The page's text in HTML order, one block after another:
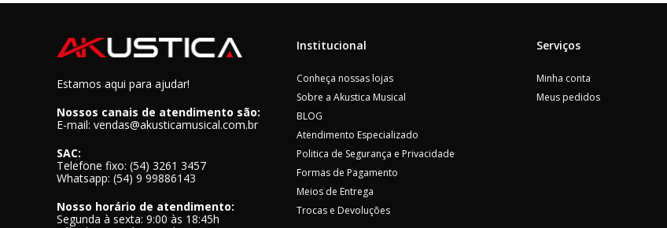
Estamos aqui para ajudar!
Nossos canais de atendimento são:
E-mail: vendas@akusticamusical.com.br
SAC:
Telefone fixo: (54) 3261 3457
Whatsapp: (54) 9 99886143
Nosso horário de atendimento:
Segunda à sexta: 9:00 às 18:45h
Institucional
Conheça nossas lojas
Sobre a Akustica Musical
BLOG
Atendimento Especializado
Politica de Segurança e Privacidade
Formas de Pagamento
Meios de Entrega
Trocas e Devoluções
Serviços
Minha conta
Meus pedidos